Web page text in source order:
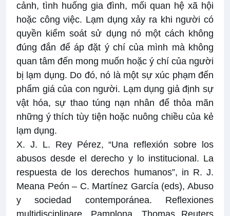
cảnh, tình huống gia đình, mối quan hệ xã hội
hoặc công việc. Lạm dụng xảy ra khi người có
quyền kiểm soát sử dụng nó một cách không
đúng đắn để áp đặt ý chí của mình mà không
quan tâm đến mong muốn hoặc ý chí của người
bị lạm dụng. Do đó, nó là một sự xúc phạm đến
phẩm giá của con người. Lạm dụng giả định sự
vật hóa, sự thao túng nạn nhân để thỏa mãn
những ý thích tùy tiện hoặc nuông chiều của kẻ
lạm dụng.
X. J. L. Rey Pérez, “Una reflexión sobre los
abusos desde el derecho y lo institucional. La
respuesta de los derechos humanos”, in R. J.
Meana Peón – C. Martínez García (eds), Abuso
y sociedad contemporánea. Reflexiones
multidisciplinare, Pamplona, Thomas Reuters